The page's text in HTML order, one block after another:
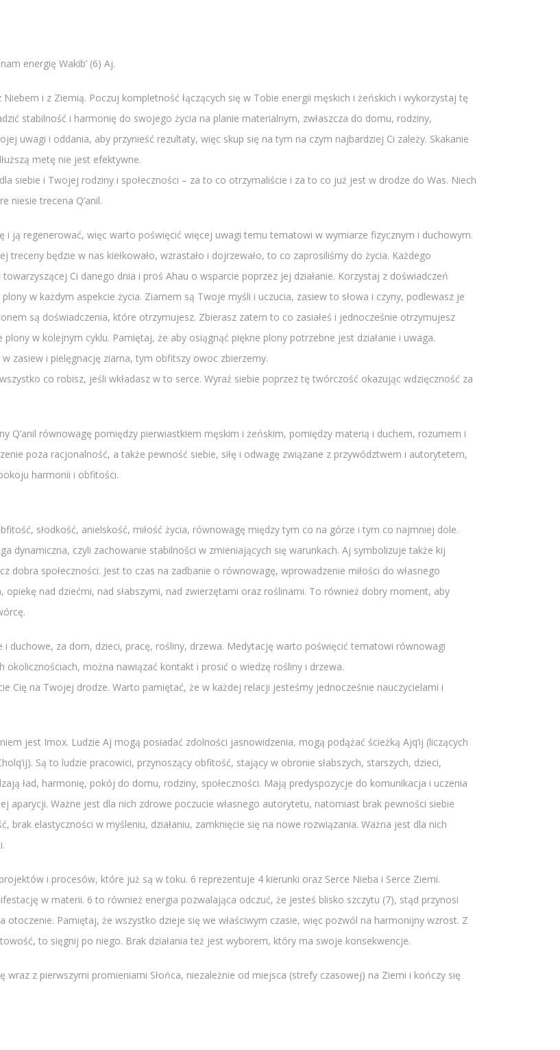
energię Wakib’ (6) Aj.
i z Ziemią. Poczuj kompletność łączących się w Tobie energii męskich i żeńskich i wykorzystaj tę
stabilność i harmonię do swojego życia na planie materialnym, zwłaszcza do domu, rodziny,
uwagi i oddania, aby przynieść rezultaty, więc skup się na tym na czym najbardziej Ci zależy. Skakanie
metę nie jest efektywne.
siebie i Twojej rodziny i społeczności – za to co otrzymaliście i za to co już jest w drodze do Was. Niech
niesie trecena Q’anil.
i ją regenerować, więc warto poświęcić więcej uwagi temu tematowi w wymiarze fizycznym i duchowym.
będzie w nas kiełkowało, wzrastało i dojrzewało, to co zaprosiliśmy do życia. Każdego
Ci danego dnia i proś Ahau o wsparcie poprzez jej działanie. Korzystaj z doświadczeń
w każdym aspekcie życia. Ziarnem są Twoje myśli i uczucia, zasiew to słowa i czyny, podlewasz je
są doświadczenia, które otrzymujesz. Zbierasz zatem to co zasiałeś i jednocześnie otrzymujesz
w kolejnym cyklu. Pamiętaj, że aby osiągnąć piękne plony potrzebne jest działanie i uwaga.
zasiew i pielęgnację ziarna, tym obfitszy owoc zbierzemy.
co robisz, jeśli wkładasz w to serce. Wyraź siebie poprzez tę twórczość okazując wdzięczność za
Q’anil równowagę pomiędzy pierwiastkiem męskim i żeńskim, pomiędzy materią i duchem, rozumem i
poza racjonalność, a także pewność siebie, siłę i odwagę związane z przywództwem i autorytetem,
harmonii i obfitości.
słodkość, anielskość, miłość życia, równowagę między tym co na górze i tym co najmniej dole.
dynamiczna, czyli zachowanie stabilności w zmieniających się warunkach. Aj symbolizuje także kij
dobra społeczności. Jest to czas na zadbanie o równowagę, wprowadzenie miłości do własnego
nad dziećmi, nad słabszymi, nad zwierzętami oraz roślinami. To również dobry moment, aby
duchowe, za dom, dzieci, pracę, rośliny, drzewa. Medytację warto poświęcić tematowi równowagi
można nawiązać kontakt i prosić o wiedzę rośliny i drzewa.
Cię na Twojej drodze. Warto pamiętać, że w każdej relacji jesteśmy jednocześnie nauczycielami i
jest Imox. Ludzie Aj mogą posiadać zdolności jasnowidzenia, mogą podążać ścieżką Ajq’ij (liczących
Są to ludzie pracowici, przynoszący obfitość, stający w obronie słabszych, starszych, dzieci,
ład, harmonię, pokój do domu, rodziny, społeczności. Mają predyspozycje do komunikacja i uczenia
aparycji. Ważne jest dla nich zdrowe poczucie własnego autorytetu, natomiast brak pewności siebie
brak elastyczności w myśleniu, działaniu, zamknięcie się na nowe rozwiązania. Ważna jest dla nich
i procesów, które już są w toku. 6 reprezentuje 4 kierunki oraz Serce Nieba i Serce Ziemi.
w materii. 6 to również energia pozwalająca odczuć, że jesteś blisko szczytu (7), stąd przynosi
otoczenie. Pamiętaj, że wszystko dzieje się we właściwym czasie, więc pozwól na harmonijny wzrost. Z
to sięgnij po niego. Brak działania też jest wyborem, który ma swoje konsekwencje.
wraz z pierwszymi promieniami Słońca, niezależnie od miejsca (strefy czasowej) na Ziemi i kończy się